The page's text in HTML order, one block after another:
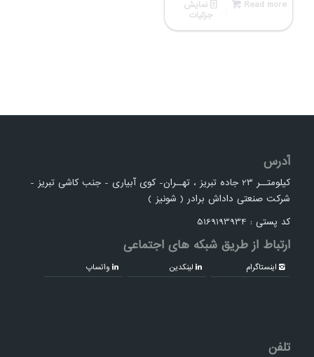
Read more
نمایش
جزئیات
آدرس
کیلومتــر 23 جاده تبریز ، تهــران- کوی آبیاری - جنب کاشی تبریز -
شرکت صنعتی داداش برادر ( شونیز )
کد پستی : 5169193934
ارتباط از طریق شبکه های اجتماعی
اینستاگرام لینکدین واتساپ
تلفن